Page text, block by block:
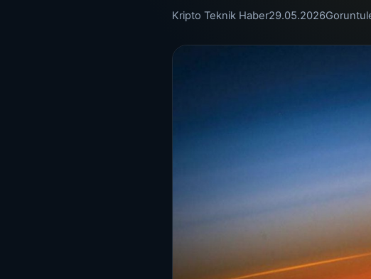
Kripto Teknik Haber29.05.2026